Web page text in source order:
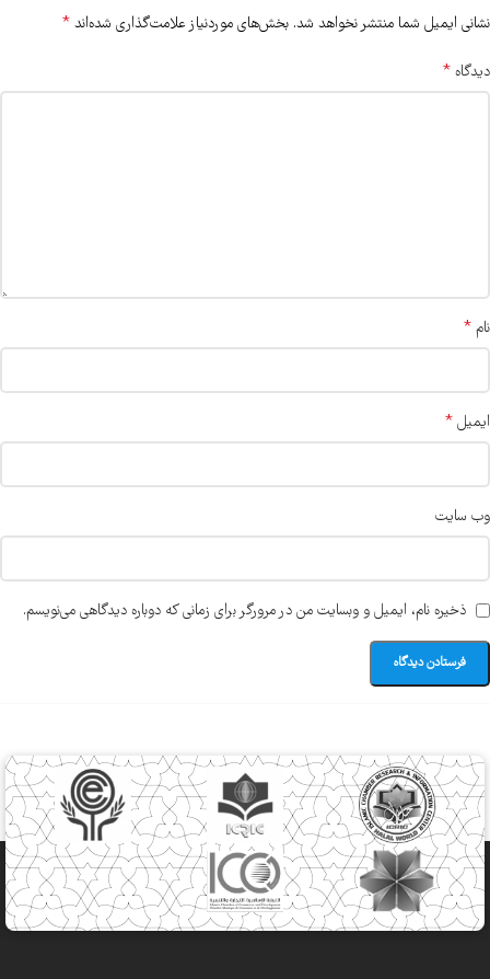
نشانی ایمیل شما منتشر نخواهد شد. بخش‌های موردنیاز علامت‌گذاری شده‌اند *
دیدگاه *
نام *
ایمیل *
وب‌ سایت
ذخیره نام، ایمیل و وبسایت من در مرورگر برای زمانی که دوباره دیدگاهی می‌نویسم.